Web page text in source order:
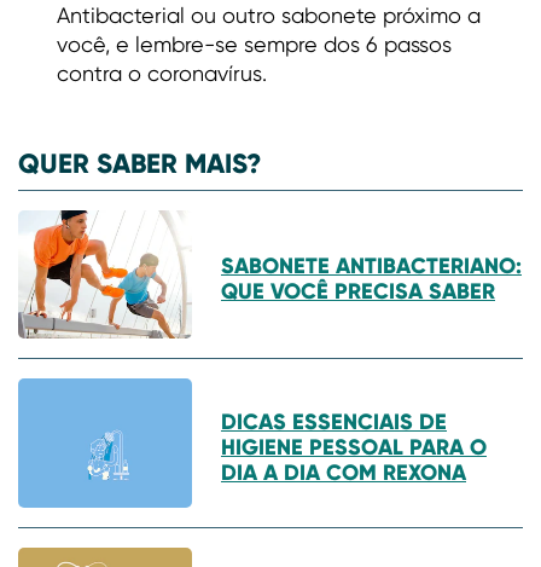
Antibacterial ou outro sabonete próximo a
você, e lembre-se sempre dos 6 passos
contra o coronavírus.
QUER SABER MAIS?
SABONETE ANTIBACTERIANO:
QUE VOCÊ PRECISA SABER
DICAS ESSENCIAIS DE
HIGIENE PESSOAL PARA O
DIA A DIA COM REXONA